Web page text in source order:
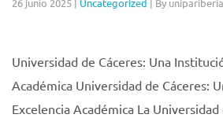
26 junio 2025 | Uncategorized | By unipariberia
Universidad de Cáceres: Una
Académica Universidad de Cáceres:
Excelencia Académica La